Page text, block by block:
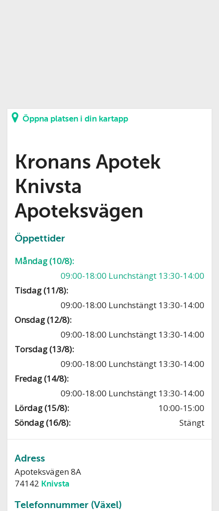
Öppna platsen i din kartapp
Kronans Apotek
Knivsta
Apoteksvägen
Öppettider
Måndag (10/8):
09:00-18:00 Lunchstängt 13:30-14:00
Tisdag (11/8):
09:00-18:00 Lunchstängt 13:30-14:00
Onsdag (12/8):
09:00-18:00 Lunchstängt 13:30-14:00
Torsdag (13/8):
09:00-18:00 Lunchstängt 13:30-14:00
Fredag (14/8):
09:00-18:00 Lunchstängt 13:30-14:00
Lördag (15/8):
10:00-15:00
Söndag (16/8):
Stängt
Adress
Apoteksvägen 8A
74142 Knivsta
Telefonnummer (Växel)